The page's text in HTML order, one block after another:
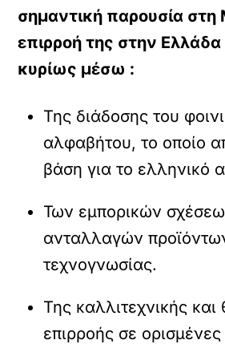
σημαντική παρουσία στη
επιρροή της στην
κυρίως μέσω :
Της διάδοσης του
αλφαβήτου, το οποίο
βάση για το ελληνικό
Των εμπορικών
ανταλλαγών
τεχνογνωσίας.
Της καλλιτεχνικής και
επιρροής σε ορισμένες